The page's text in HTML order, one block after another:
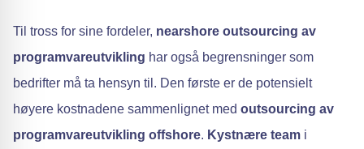
Til tross for sine fordeler, nearshore outsourcing av
programvareutvikling har også begrensninger som
bedrifter må ta hensyn til. Den første er de potensielt
høyere kostnadene sammenlignet med outsourcing av
programvareutvikling offshore. Kystnære team i